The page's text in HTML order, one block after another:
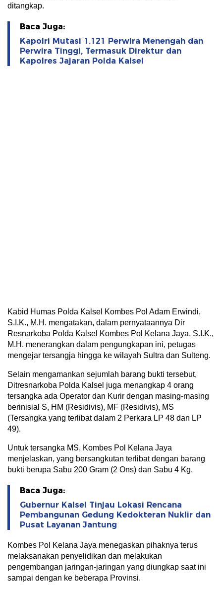
ditangkap.
Baca Juga:
Kapolri Mutasi 1.121 Perwira Menengah dan
Perwira Tinggi, Termasuk Direktur dan
Kapolres Jajaran Polda Kalsel
Kabid Humas Polda Kalsel Kombes Pol Adam Erwindi,
S.I.K., M.H. mengatakan, dalam pernyataannya Dir
Resnarkoba Polda Kalsel Kombes Pol Kelana Jaya, S.I.K.,
M.H. menerangkan dalam pengungkapan ini, petugas
mengejar tersangja hingga ke wilayah Sultra dan Sulteng.
Selain mengamankan sejumlah barang bukti tersebut,
Ditresnarkoba Polda Kalsel juga menangkap 4 orang
tersangka ada Operator dan Kurir dengan masing-masing
berinisial S, HM (Residivis), MF (Residivis), MS
(Tersangka yang terlibat dalam 2 Perkara LP 48 dan LP
49).
Untuk tersangka MS, Kombes Pol Kelana Jaya
menjelaskan, yang bersangkutan terlibat dengan barang
bukti berupa Sabu 200 Gram (2 Ons) dan Sabu 4 Kg.
Baca Juga:
Gubernur Kalsel Tinjau Lokasi Rencana
Pembangunan Gedung Kedokteran Nuklir dan
Pusat Layanan Jantung
Kombes Pol Kelana Jaya menegaskan pihaknya terus
melaksanakan penyelidikan dan melakukan
pengembangan jaringan-jaringan yang diungkap saat ini
sampai dengan ke beberapa Provinsi.